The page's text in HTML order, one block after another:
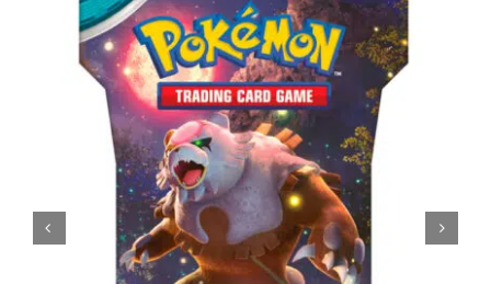
Ennakot
Greidatut kortit
Rip & Ship
Greidauspalvelu